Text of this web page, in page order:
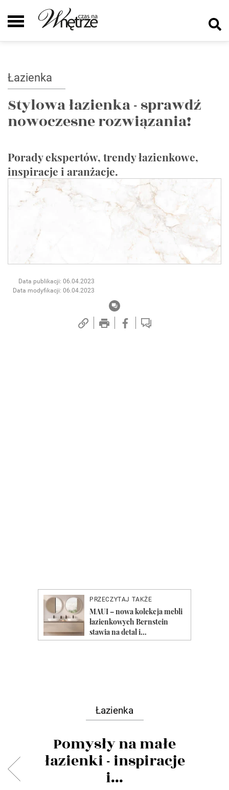
Łazienka
Stylowa łazienka - sprawdź
nowoczesne rozwiązania!
Porady ekspertów, trendy łazienkowe,
inspiracje i aranżacje.
Data publikacji: 06.04.2023
Data modyfikacji: 06.04.2023
Łazienka
Pomysły na małe
łazienki - inspiracje
i...